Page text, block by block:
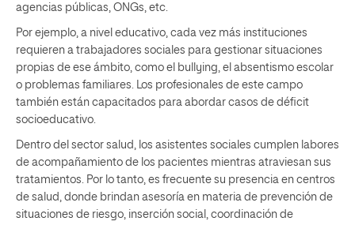
agencias públicas, ONGs, etc.
Por ejemplo, a nivel educativo, cada vez más instituciones
requieren a trabajadores sociales para gestionar situaciones
propias de ese ámbito, como el bullying, el absentismo escolar
o problemas familiares. Los profesionales de este campo
también están capacitados para abordar casos de déficit
socioeducativo.
Dentro del sector salud, los asistentes sociales cumplen labores
de acompañamiento de los pacientes mientras atraviesan sus
tratamientos. Por lo tanto, es frecuente su presencia en centros
de salud, donde brindan asesoría en materia de prevención de
situaciones de riesgo, inserción social, coordinación de